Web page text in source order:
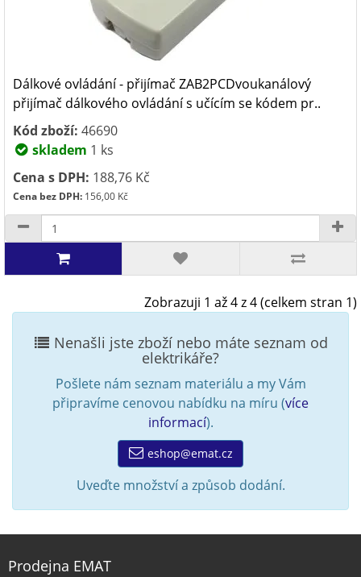
Dálkové ovládání - přijímač ZAB2PCDvoukanálový
přijímač dálkového ovládání s učícím se kódem pr..
Kód zboží: 46690
skladem 1 ks
Cena s DPH: 188,76 Kč
Cena bez DPH: 156,00 Kč
Zobrazuji 1 až 4 z 4 (celkem stran 1)
Nenašli jste zboží nebo máte seznam od
elektrikáře?
Pošlete nám seznam materiálu a my Vám
připravíme cenovou nabídku na míru (více
informací).
eshop@emat.cz
Uveďte množství a způsob dodání.
Prodejna EMAT